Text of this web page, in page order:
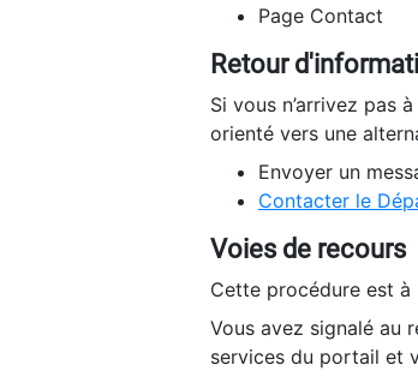
Page Contact
Retour
Si vous n’arrivez pas
orienté vers une
Envoyer un
Contacter le
Voies de recours
Cette procédure est à
Vous avez signalé au
services du portail et